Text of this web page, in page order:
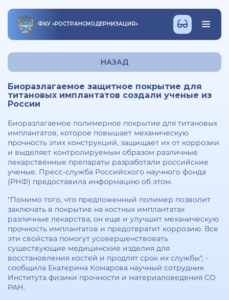
ФКУ «РОСТРАНСМОДЕРНИЗАЦИЯ»
НАЗАД
Биоразлагаемое защитное покрытие для
титановых имплантатов создали ученые из
России
Биоразлагаемое полимерное покрытие для титановых
имплантатов, которое повышает механическую
прочность этих конструкций, защищает их от коррозии
и выделяет контролируемым образом различные
лекарственные препараты разработали российские
ученые. Пресс-служба Российского научного фонда
(РНФ) предоставила информацию об этом.
"Помимо того, что предложенный полимер позволит
заключать в покрытие на костных имплантатах
различные лекарства, он еще и улучшит механическую
прочность имплантатов и предотвратит коррозию. Все
эти свойства помогут усовершенствовать
существующие медицинские изделия для
восстановления костей и продлят срок их службы", -
сообщила Екатерина Комарова научный сотрудник
Института физики прочности и материаловедения СО
РАН.